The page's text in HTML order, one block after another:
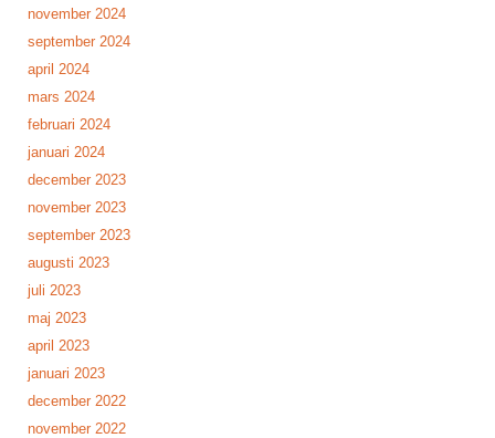
november 2024
september 2024
april 2024
mars 2024
februari 2024
januari 2024
december 2023
november 2023
september 2023
augusti 2023
juli 2023
maj 2023
april 2023
januari 2023
december 2022
november 2022